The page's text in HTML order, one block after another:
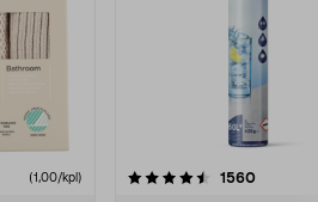
(1,00/kpl) 1560
4.5viidestä